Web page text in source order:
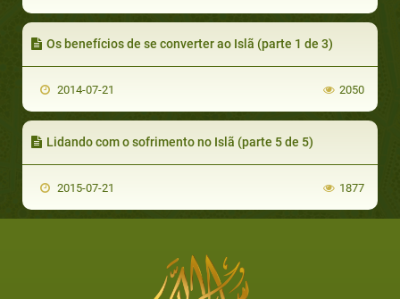
Os benefícios de se converter ao Islã (parte 1 de 3)
2014-07-21 2050
Lidando com o sofrimento no Islã (parte 5 de 5)
2015-07-21 1877